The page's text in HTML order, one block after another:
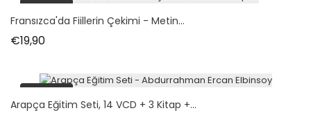
tükendi
Fransızca'da Fiillerin Çekimi - Metin...
€19,90Fiyat
tükendi
Arapça Eğitim Seti, 14 VCD + 3 Kitap +...